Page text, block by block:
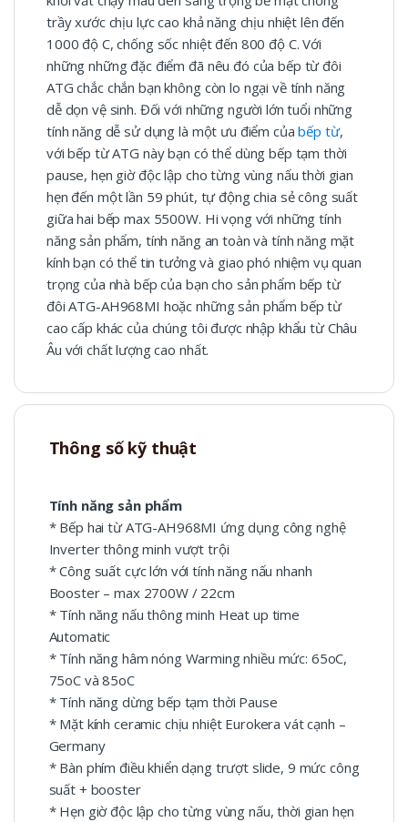
trầy xước chịu lực cao khả năng chịu nhiệt lên đến
1000 độ C, chống sốc nhiệt đến 800 độ C. Với
những những đặc điểm đã nêu đó của bếp từ đôi
ATG chắc chắn bạn không còn lo ngại về tính năng
dễ dọn vệ sinh. Đối với những người lớn tuổi những
tính năng dễ sử dụng là một ưu điểm củabếp từ,
với bếp từ ATG này bạn có thể dùng bếp tạm thời
pause, hẹn giờ độc lập cho từng vùng nấu thời gian
hẹn đến một lần 59 phút, tự động chia sẻ công suất
giữa hai bếp max 5500W. Hi vọng với những tính
năng sản phẩm, tính năng an toàn và tính năng mặt
kính bạn có thể tin tưởng và giao phó nhiệm vụ quan
trọng của nhà bếp của bạn cho sản phẩm bếp từ
đôi ATG-AH968MI hoặc những sản phẩm bếp từ
cao cấp khác của chúng tôi được nhập khẩu từ Châu
Âu với chất lượng cao nhất.
Thông số kỹ thuật
Tính năng sản phẩm
* Bếp hai từ ATG-AH968MI ứng dụng công nghệ
Inverter thông minh vượt trội
* Công suất cực lớn với tính năng nấu nhanh
Booster – max 2700W / 22cm
* Tính năng nấu thông minh Heat up time
Automatic
* Tính năng hâm nóng Warming nhiều mức: 65oC,
75oC và 85oC
* Tính năng dừng bếp tạm thời Pause
* Mặt kính ceramic chịu nhiệt Eurokera vát cạnh –
Germany
* Bàn phím điều khiển dạng trượt slide, 9 mức công
suất + booster
* Hẹn giờ độc lập cho từng vùng nấu, thời gian hẹn